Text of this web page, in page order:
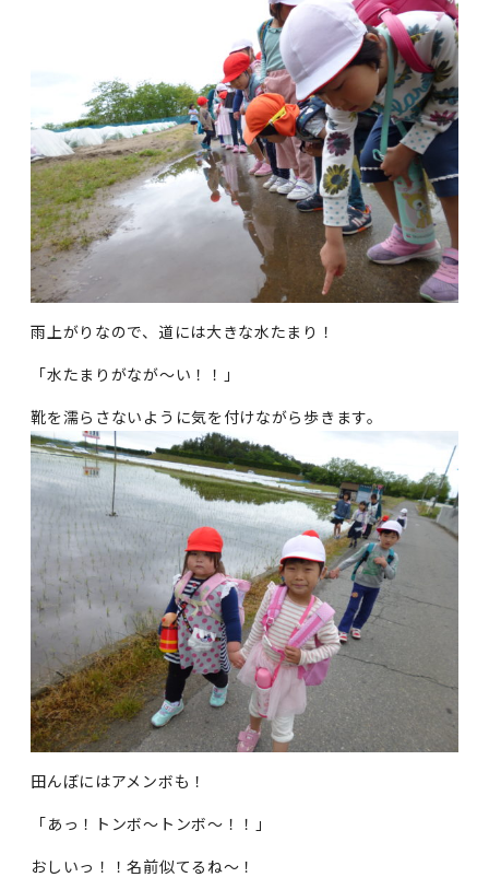
雨上がりなので、道には大きな水たまり！
「水たまりがなが～い！！」
靴を濡らさないように気を付けながら歩きます。
田んぼにはアメンボも！
「あっ！トンボ～トンボ～！！」
おしいっ！！名前似てるね～！